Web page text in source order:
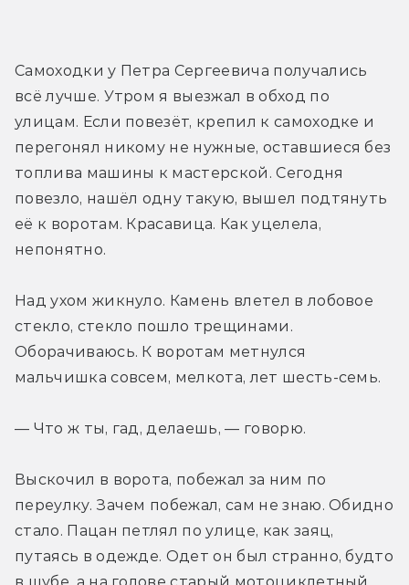
Самоходки у Петра Сергеевича получались
всё лучше. Утром я выезжал в обход по
улицам. Если повезёт, крепил к самоходке и
перегонял никому не нужные, оставшиеся без
топлива машины к мастерской. Сегодня
повезло, нашёл одну такую, вышел подтянуть
её к воротам. Красавица. Как уцелела,
непонятно.
Над ухом жикнуло. Камень влетел в лобовое
стекло, стекло пошло трещинами.
Оборачиваюсь. К воротам метнулся
мальчишка совсем, мелкота, лет шесть-семь.
— Что ж ты, гад, делаешь, — говорю.
Выскочил в ворота, побежал за ним по
переулку. Зачем побежал, сам не знаю. Обидно
стало. Пацан петлял по улице, как заяц,
путаясь в одежде. Одет он был странно, будто
в шубе, а на голове старый мотоциклетный